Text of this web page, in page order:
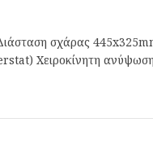
σχάρας
Χειροκίνητη